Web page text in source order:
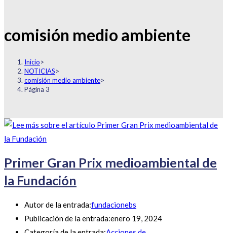
comisión medio ambiente
Inicio>
NOTICIAS>
comisión medio ambiente>
Página 3
Primer Gran Prix medioambiental de
la Fundación
Autor de la entrada:fundacionebs
Publicación de la entrada:enero 19, 2024